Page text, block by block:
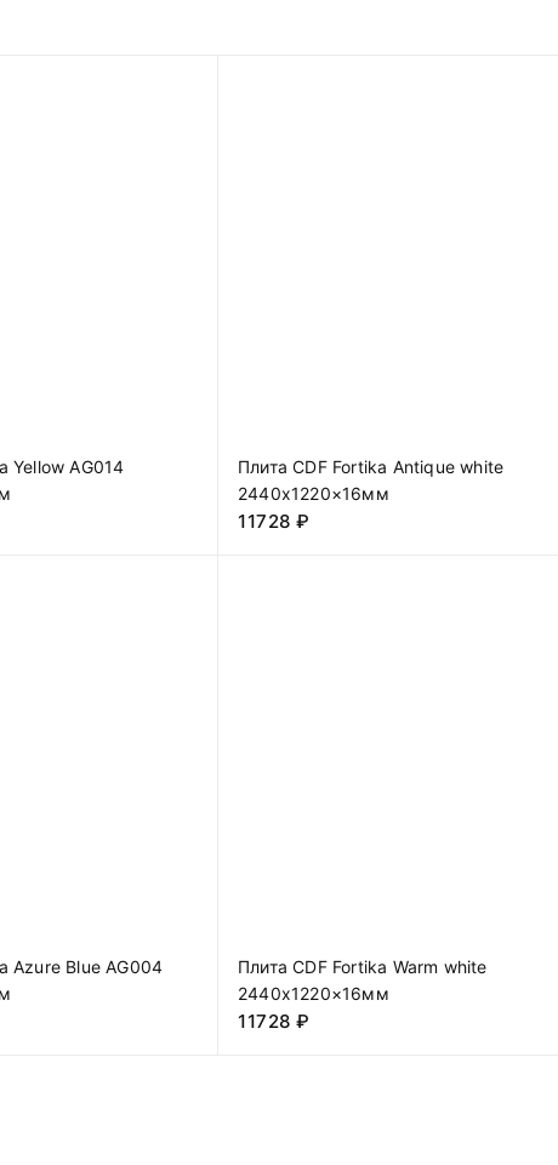
Yellow AG014
Плита CDF Fortika Antique white
2440х1220×16мм
11728 ₽
Azure Blue AG004
Плита CDF Fortika Warm white
2440х1220×16мм
11728 ₽